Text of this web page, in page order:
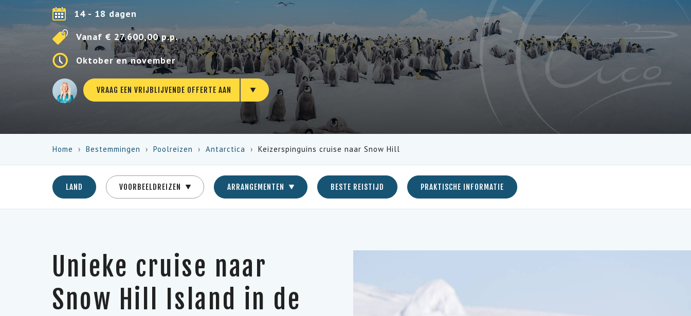
14 - 18 dagen
Vanaf € 27.600,00 p.p.
Oktober en november
VRAAG EEN VRIJBLIJVENDE OFFERTE AAN
Home Bestemmingen Poolreizen Antarctica Keizerspinguins cruise naar Snow Hill
LAND VOORBEELDREIZEN ARRANGEMENTEN BESTE REISTIJD PRAKTISCHE INFORMATIE
Unieke cruise naar
Snow Hill Island in de